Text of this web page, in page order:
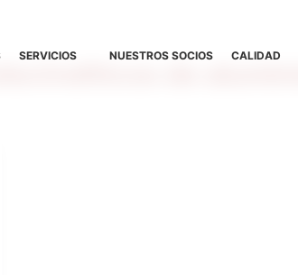
SERVICIOS NUESTROS SOCIOS CALIDAD